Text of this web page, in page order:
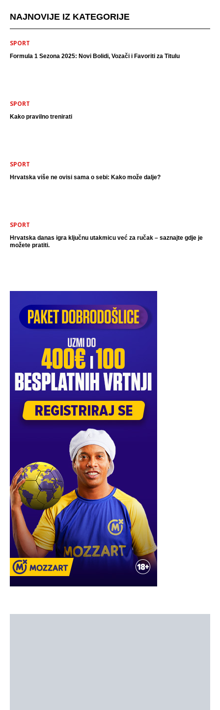
NAJNOVIJE IZ KATEGORIJE
SPORT
Formula 1 Sezona 2025: Novi Bolidi, Vozači i Favoriti za Titulu
SPORT
Kako pravilno trenirati
SPORT
Hrvatska više ne ovisi sama o sebi: Kako može dalje?
SPORT
Hrvatska danas igra ključnu utakmicu već za ručak – saznajte gdje je
možete pratiti.